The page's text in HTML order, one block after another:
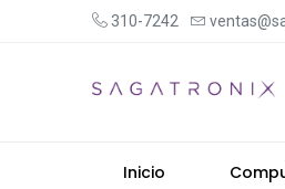
310-7242
Inicio